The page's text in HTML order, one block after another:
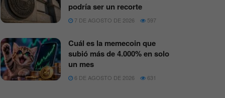
podría ser un recorte
7 DE AGOSTO DE 2026 597
Cuál es la memecoin que
subió más de 4.000% en solo
un mes
6 DE AGOSTO DE 2026 631